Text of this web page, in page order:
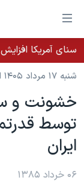
لینکهای
قابل
دسترسی
جهش
محتوای
اصلی
جهش
به
صفحه
خانه
نسخه سبک
موضوع ها
ایران
آمریکا
جهان
برنامه های
جدول برنامه ها
صفحه‌های ویژه
شنبه ۱۷ مرداد ۱۴۰۵ ایران ۰۱:۱۲
خشونت و
توسط
ايران
۰۶ خرداد ۱۳۸۵